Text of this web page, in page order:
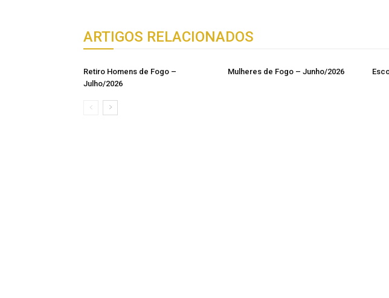
ARTIGOS RELACIONADOS
Retiro Homens de Fogo –
Julho/2026
Mulheres de Fogo – Junho/2026